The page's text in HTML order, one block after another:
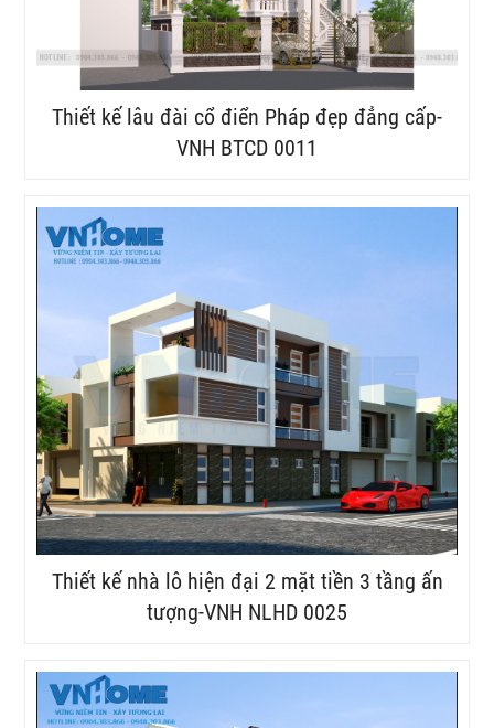
Thiết kế lâu đài cổ điển Pháp đẹp đẳng cấp-
VNH BTCD 0011
Thiết kế nhà lô hiện đại 2 mặt tiền 3 tầng ấn
tượng-VNH NLHD 0025